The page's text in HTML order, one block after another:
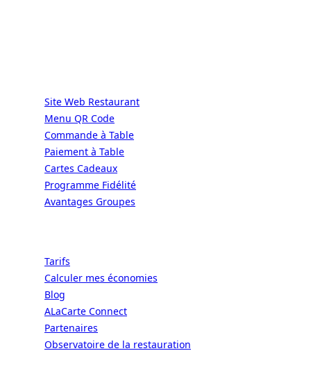
Site Web Restaurant
Menu QR Code
Commande à Table
Paiement à Table
Cartes Cadeaux
Programme Fidélité
Avantages Groupes
Tarifs
Calculer mes économies
Blog
ALaCarte Connect
Partenaires
Observatoire de la restauration